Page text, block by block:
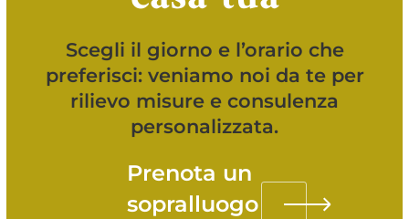
Scegli il giorno e l’orario che
preferisci: veniamo noi da te per
rilievo misure e consulenza
personalizzata.
Prenota un
sopralluogo